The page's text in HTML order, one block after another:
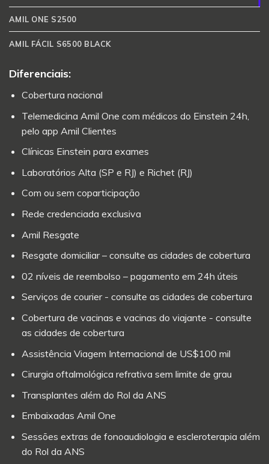
AMIL ONE S2500
AMIL FÁCIL S6500 BLACK
Diferenciais:
Cobertura nacional
Telemedicina Amil One com médicos do Einstein 24h,
pelo app Amil Clientes
Clínicas Einstein para exames
Laboratórios Alta (SP e RJ) e Richet (RJ)
Com ou sem coparticipação
Rede credenciada exclusiva
Amil Resgate
Resgate domiciliar – consulte as cidades de cobertura
02 níveis de reembolso – pagamento em 24h úteis
Serviços de courier - consulte as cidades de cobertura
Cobertura de vacinas e vacinas do viajante - consulte
as cidades de cobertura
Assistência Viagem Internacional de US$100 mil
Cirurgia oftalmológica refrativa sem limite de grau
Transplantes além do Rol da ANS
Embaixadas Amil One
Sessões extras de fonoaudiologia e escleroterapia além
do Rol da ANS